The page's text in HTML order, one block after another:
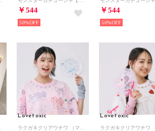
￥544
50%
￥544
50%
Lovetoxic Lovetoxic
ラクガキクリアウチワ